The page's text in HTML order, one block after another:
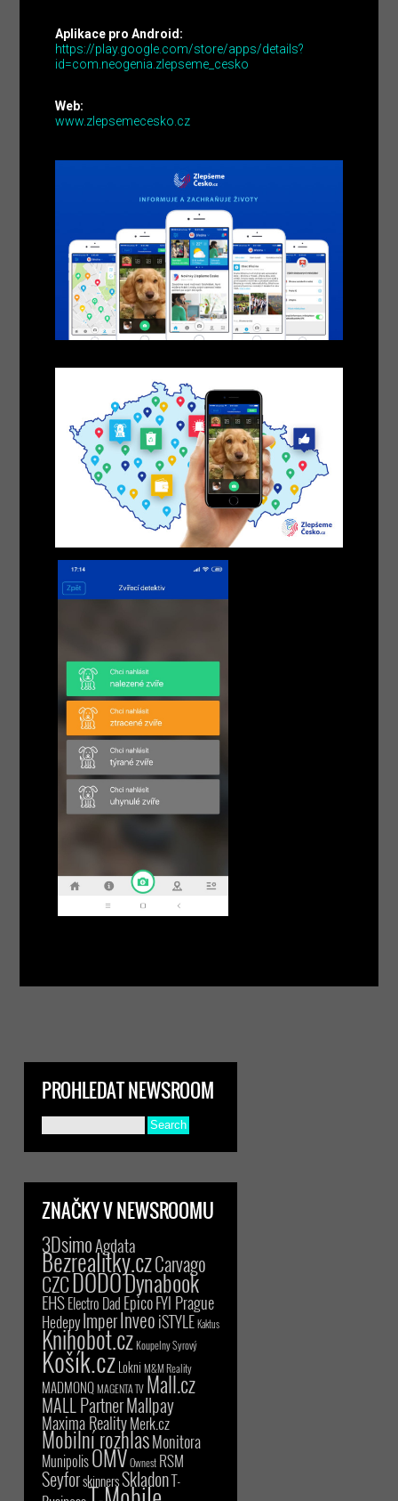
Aplikace pro Android:
https://play.google.com/store/apps/details?
id=com.neogenia.zlepseme_cesko
Web:
www.zlepsemecesko.cz
PROHLEDAT NEWSROOM
ZNAČKY V NEWSROOMU
3DsimoAgdata
Bezrealitky.czCarvago
CZCDODODynabook
EHSElectro Dad EpicoFYI Prague
HedepyImperInveoiSTYLE Kaktus
Knihobot.czKoupelny Syrový
Košík.czLokni M&M Reality
MADMONQMAGENTA TV Mall.cz
MALL PartnerMallpay
Maxima RealityMerk.cz
Mobilní rozhlasMonitora
MunipolisOMVOwnest RSM
SeyforskinnersSkladonT-